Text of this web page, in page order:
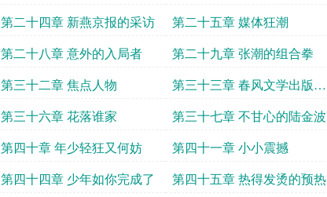
的夜晚
山大
第二十四章 新燕京报的采访
第二十五章 媒体狂潮
第二十八章 意外的入局者
第二十九章 张潮的组合拳
第三十二章 焦点人物
第三十三章 春风文学出版社
的诚意
第三十六章 花落谁家 第三十七章 不甘心的陆金波
第四十章 年少轻狂又何妨
第四十一章 小小震撼
第四十四章 少年如你完成了
第四十五章 热得发烫的预热